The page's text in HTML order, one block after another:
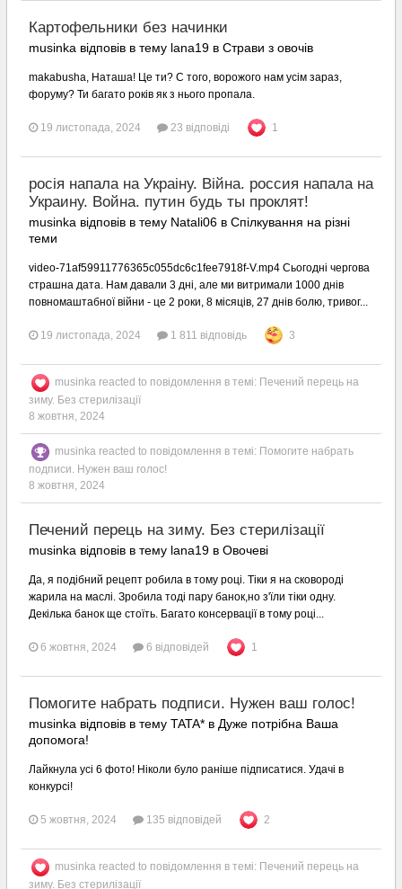
Картофельники без начинки
musinka відповів в тему lana19 в Страви з овочів
makabusha, Наташа! Це ти? С того, ворожого нам усім зараз,
форуму? Ти багато років як з нього пропала.
19 листопада, 2024 23 відповіді 1
росія напала на Украіну. Війна. россия напала на
Украину. Война. путин будь ты проклят!
musinka відповів в тему Natali06 в Спілкування на різні
теми
video-71af59911776365c055dc6c1fee7918f-V.mp4 Сьогодні чергова
страшна дата. Нам давали 3 дні, але ми витримали 1000 днів
повномаштабної війни - це 2 роки, 8 місяців, 27 днів болю, тривог...
19 листопада, 2024 1 811 відповідь 3
musinka reacted to повідомлення в темі: Печений перець на
зиму. Без стерилізації
8 жовтня, 2024
musinka reacted to повідомлення в темі: Помогите набрать
подписи. Нужен ваш голос!
8 жовтня, 2024
Печений перець на зиму. Без стерилізації
musinka відповів в тему lana19 в Овочеві
Да, я подібний рецепт робила в тому році. Тіки я на сковороді
жарила на маслі. Зробила тоді пару банок,но з'їли тіки одну.
Декілька банок ще стоїть. Багато консервації в тому році...
6 жовтня, 2024 6 відповідей 1
Помогите набрать подписи. Нужен ваш голос!
musinka відповів в тему TATA* в Дуже потрібна Ваша
допомога!
Лайкнула усі 6 фото! Ніколи було раніше підписатися. Удачі в
конкурсі!
5 жовтня, 2024 135 відповідей 2
musinka reacted to повідомлення в темі: Печений перець на
зиму. Без стерилізації